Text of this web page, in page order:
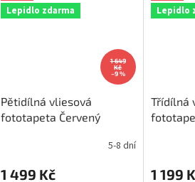
Lepidlo zdarma
1 649
Kč
–9 %
Pětidílná vliesová
fototapeta Červený
375x250cm, MS-5-0270
5-8 dní
1 499 Kč
Lepidlo
Třídílná
1 199